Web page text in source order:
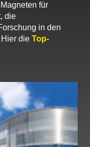
für
die
in den
die Top-